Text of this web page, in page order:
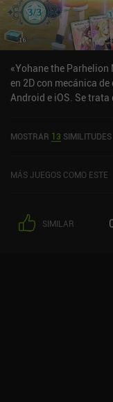
«Yohane the
en 2D con mecánica
Android e iOS. Se
actualmente con una
MOSTRAR 13 SIMILITUDES
MÁS JUEGOS COMO ESTE
SIMILAR